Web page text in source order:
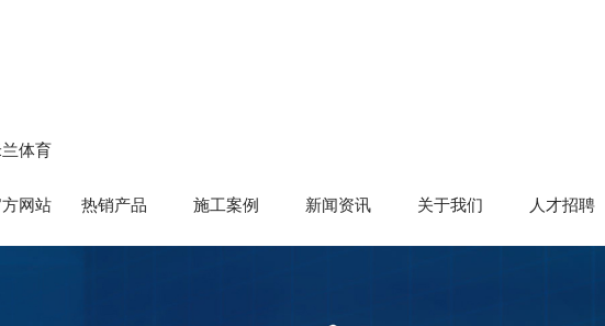
体育
网站 热销产品 施工案例 新闻资讯 关于我们 人才招聘